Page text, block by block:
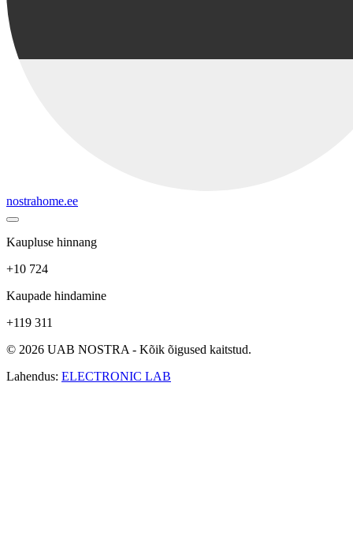
nostrahome.ee
Kaupluse hinnang
+10 724
Kaupade hindamine
+119 311
© 2026 UAB NOSTRA - Kõik õigused kaitstud.
Lahendus: ELECTRONIC LAB